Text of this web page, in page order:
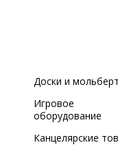
Доски и
Игровое
оборудование
Канцелярские